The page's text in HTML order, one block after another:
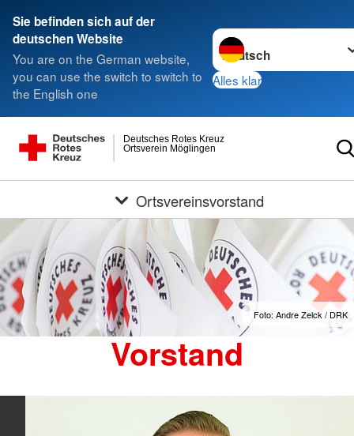
Sie befinden sich auf der
deutschen Website
You are on the German website,
you can use the switch to switch to
the English one
Sprache wechseln zu
Alles klar
Ortsverein Möglingen
Deutsches Rotes Kreuz
Ortsvereinsvorstand
Foto: Andre Zelck / DRK
Vorstand